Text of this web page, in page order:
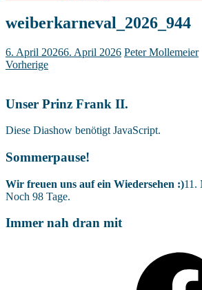
weiberkarneval_2026_944
6. April 20266. April 2026 Peter Mollemeier
Vorherige
Unser Prinz Frank II.
Diese Diashow benötigt JavaScript.
Sommerpause!
Wir freuen uns auf ein Wiedersehen :)11.
Noch 98 Tage.
Immer nah dran mit